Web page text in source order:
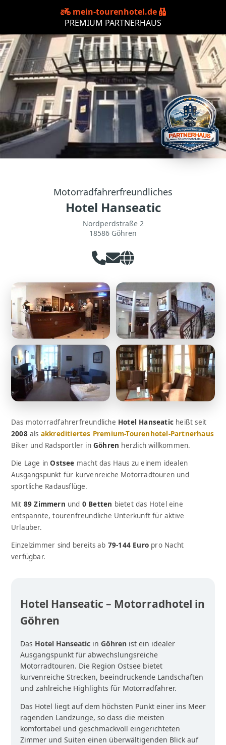
mein-tourenhotel.de
PREMIUM PARTNERHAUS
Motorradfahrerfreundliches
Hotel Hanseatic
Nordperdstraße 2
18586 Göhren
Das motorradfahrerfreundliche Hotel Hanseatic heißt seit
2008als akkreditiertes Premium-Tourenhotel-Partnerhaus
Biker und Radsportler in Göhren herzlich willkommen.
Die Lage inOstsee macht das Haus zu einem idealen
Ausgangspunkt für kurvenreiche Motorradtouren und
sportliche Radausflüge.
Mit 89 Zimmern und 0 Betten bietet das Hotel eine
entspannte, tourenfreundliche Unterkunft für aktive
Urlauber.
Einzelzimmer sind bereits ab 79-144 Euro pro Nacht
verfügbar.
Hotel Hanseatic – Motorradhotel in
Göhren
Das Hotel Hanseatic in Göhren ist ein idealer
Ausgangspunkt für abwechslungsreiche
Motorradtouren. Die Region Ostsee bietet
kurvenreiche Strecken, beeindruckende Landschaften
und zahlreiche Highlights für Motorradfahrer.
Das Hotel liegt auf dem höchsten Punkt einer ins Meer
ragenden Landzunge, so dass die meisten
komfortabel und geschmackvoll eingerichteten
Zimmer und Suiten einen überwältigenden Blick auf